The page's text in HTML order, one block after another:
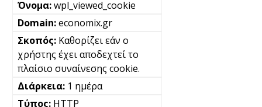
wpl_viewed_cookie
economix.gr
Καθορίζει εάν ο
χρήστης έχει αποδεχτεί το
πλαίσιο συναίνεσης cookie.
1 ημέρα
HTTP